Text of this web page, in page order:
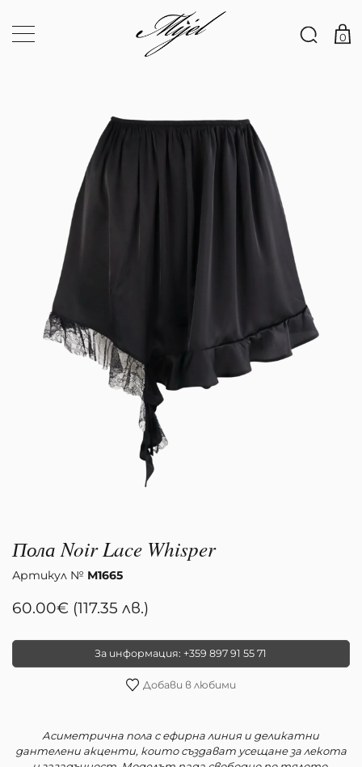
0
Пола Noir Lace Whisper
Артикул № М1665
60.00€ (117.35 лв.)
За информация: +359 897 91 55 71
Добави в любими
Асиметрична пола с ефирна линия и деликатни
дантелени акценти, които създават усещане за лекота
поръчка. Получаваш и ПОДАРЪК – код за 5% отстъпка
от първата ти поръчка.
Имейл адрес
Парола
Абонирайте се за нашия бюлетин
Вашите лични данни ще бъдат използвани за подпомагане на
вашето изживяване в този уебсайт, за управление на
достъпа до вашия акаунт и за други цели, описани в нашата
политиката на поверителност.
Регистриране